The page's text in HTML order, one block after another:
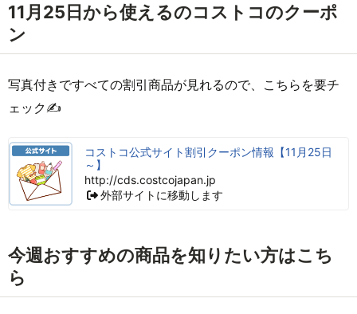
11月25日から使えるのコストコのクーポ
ン
写真付きですべての割引商品が見れるので、こちらを要チ
ェック✍
コストコ公式サイト割引クーポン情報【11月25日
～】
http://cds.costcojapan.jp
外部サイトに移動します
今週おすすめの商品を知りたい方はこち
ら